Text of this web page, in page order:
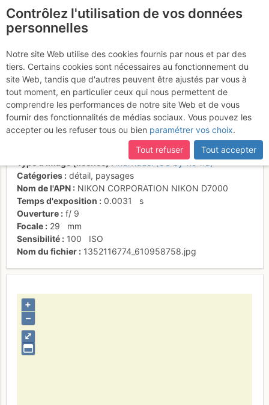
Croix sommitale
Cornettes de Bise
Activités
Date/heure
individuel (CC by-nc-nd)
Catégories
détail, paysages
Nom de l'APN
NIKON CORPORATION NIKON D7000
Temps d'exposition
0.0031
s
Ouverture
f/ 9
Focale
29
mm
Sensibilité
100
ISO
Nom du fichier
1352116774_610958758.jpg
⤢
+
–
Contrôlez l'utilisation de vos données
personnelles
Notre site Web utilise des cookies fournis par nous et par des
tiers. Certains cookies sont nécessaires au fonctionnement du
site Web, tandis que d'autres peuvent être ajustés par vous à
tout moment, en particulier ceux qui nous permettent de
comprendre les performances de notre site Web et de vous
fournir des fonctionnalités de médias sociaux. Vous pouvez les
accepter ou les refuser tous ou bien paramétrer vos choix.
Tout refuser
Tout accepter